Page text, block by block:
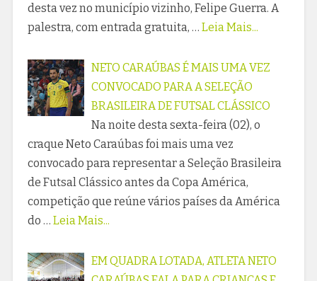
desta vez no município vizinho, Felipe Guerra. A
palestra, com entrada gratuita, … Leia Mais...
NETO CARAÚBAS É MAIS UMA VEZ
CONVOCADO PARA A SELEÇÃO
BRASILEIRA DE FUTSAL CLÁSSICO
Na noite desta sexta-feira (02), o
craque Neto Caraúbas foi mais uma vez
convocado para representar a Seleção Brasileira
de Futsal Clássico antes da Copa América,
competição que reúne vários países da América
do … Leia Mais...
EM QUADRA LOTADA, ATLETA NETO